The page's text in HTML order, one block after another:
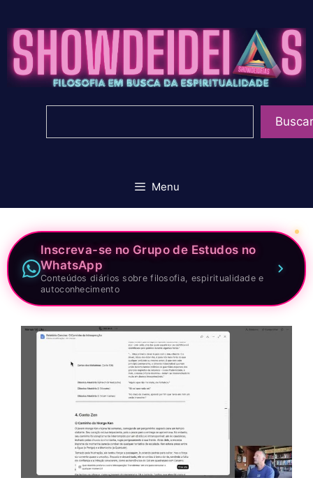
para
conteúdo
Buscar
Menu
Inscreva-se no Grupo de Estudos no
WhatsApp
Conteúdos diários sobre filosofia, espiritualidade e
autoconhecimento